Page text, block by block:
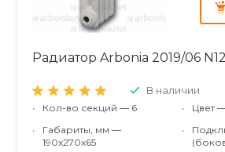
Радиатор Arbonia 2019/06
В наличии
•
Кол-во секций — 6
•
Габариты, мм —
190x270x65
•
Цвет
•